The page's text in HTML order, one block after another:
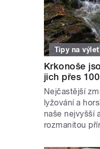
Tipy na výlet
Krkonoše
jich přes
Nejčastější
lyžování a
naše nejvyšší
rozmanitou